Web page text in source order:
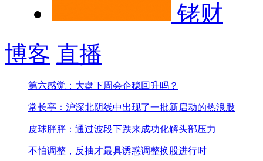
铑财
博客 直播
第六感觉：大盘下周会企稳回升吗？
常长亭：沪深北阴线中出现了一批新启动的热浪股
皮球胖胖：通过波段下跌来成功化解头部压力
不怕调整，反抽才最具诱惑调整换股进行时